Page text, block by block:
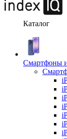
Каталог
Смартфоны